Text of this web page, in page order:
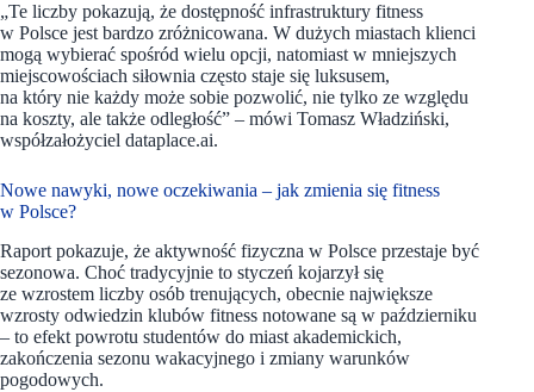
„Te liczby pokazują, że dostępność infrastruktury fitness
w Polsce jest bardzo zróżnicowana. W dużych miastach klienci
mogą wybierać spośród wielu opcji, natomiast w mniejszych
miejscowościach siłownia często staje się luksusem,
na który nie każdy może sobie pozwolić, nie tylko ze względu
na koszty, ale także odległość” – mówi Tomasz Władziński,
współzałożyciel dataplace.ai.
Nowe nawyki, nowe oczekiwania – jak zmienia się fitness
w Polsce?
Raport pokazuje, że aktywność fizyczna w Polsce przestaje być
sezonowa. Choć tradycyjnie to styczeń kojarzył się
ze wzrostem liczby osób trenujących, obecnie największe
wzrosty odwiedzin klubów fitness notowane są w październiku
– to efekt powrotu studentów do miast akademickich,
zakończenia sezonu wakacyjnego i zmiany warunków
pogodowych.